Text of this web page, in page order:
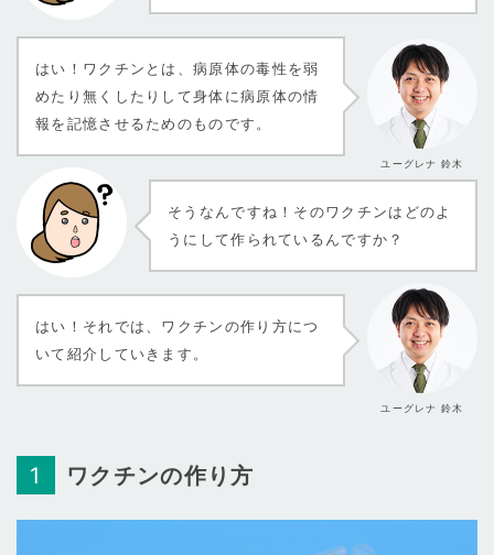
ユーグレナ 鈴木
はい！ワクチンとは、病原体の毒性を弱
めたり無くしたりして身体に病原体の情
報を記憶させるためのものです。
そうなんですね！そのワクチンはどのよ
うにして作られているんですか？
ユーグレナ 鈴木
はい！それでは、ワクチンの作り方につ
いて紹介していきます。
ワクチンの作り方